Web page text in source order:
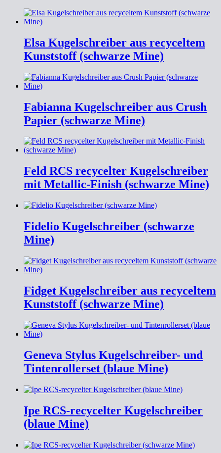
Elsa Kugelschreiber aus recyceltem
Kunststoff (schwarze Mine)
Fabianna Kugelschreiber aus Crush
Papier (schwarze Mine)
Feld RCS recycelter Kugelschreiber
mit Metallic-Finish (schwarze Mine)
Fidelio Kugelschreiber (schwarze
Mine)
Fidget Kugelschreiber aus recyceltem
Kunststoff (schwarze Mine)
Geneva Stylus Kugelschreiber- und
Tintenrollerset (blaue Mine)
Ipe RCS-recycelter Kugelschreiber
(blaue Mine)